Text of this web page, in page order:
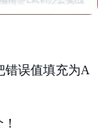
错误值填充为A